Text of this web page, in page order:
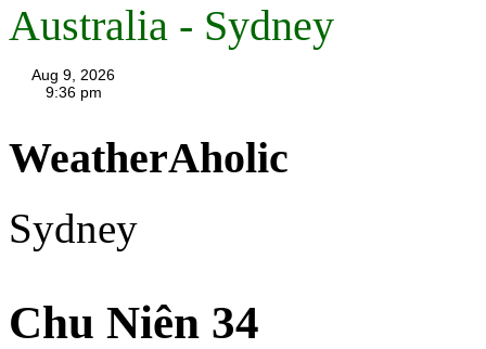
Australia - Sydney
WeatherAholic
Sydney
Chu Niên 34